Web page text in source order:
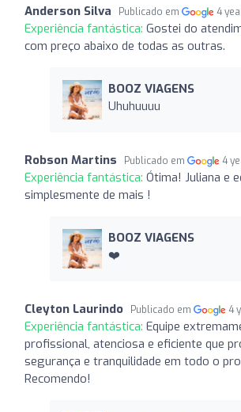
Anderson Silva Publicado em 4
Experiência fantástica: Gostei do
com preço abaixo de todas as outras.
BOOZ VIAGENS
Uhuhuuuu
Robson Martins Publicado em 4
Experiência fantástica: Ótima! Juliana e
simplesmente de mais !
BOOZ VIAGENS
❤️
Cleyton Laurindo Publicado em 4
Experiência fantástica: Equipe
profissional, atenciosa e eficiente que
segurança e tranquilidade em todo o
Recomendo!